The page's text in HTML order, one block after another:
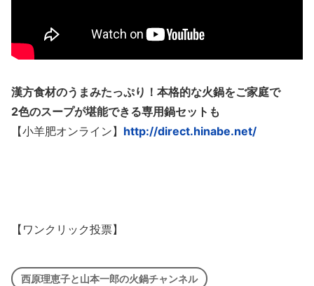
漢方食材のうまみたっぷり！本格的な火鍋をご家庭で
2色のスープが堪能できる専用鍋セットも
【小羊肥オンライン】 http://direct.hinabe.net/
【ワンクリック投票】
西原理恵子と山本一郎の火鍋チャンネル